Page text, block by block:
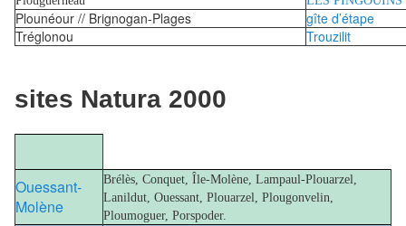
Plounéour // Brignogan-Plages
gîte d’étape
Tréglonou
Trouzilit
sites Natura 2000
Ouessant-
Molène
Brélès, Conquet, Île-Molène, Lampaul-Plouarzel,
Lanildut, Ouessant, Plouarzel, Plougonvelin,
Ploumoguer, Porspoder.